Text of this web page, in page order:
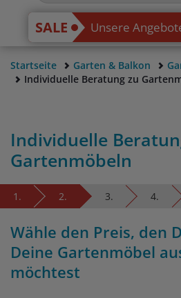
SALE Unsere
Startseite Garten & Balkon
Individuelle Beratung zu
Individuelle
Gartenmöbeln
1. 2. 3. 4.
Wähle den Preis, den
Deine Gartenmöbel
möchtest